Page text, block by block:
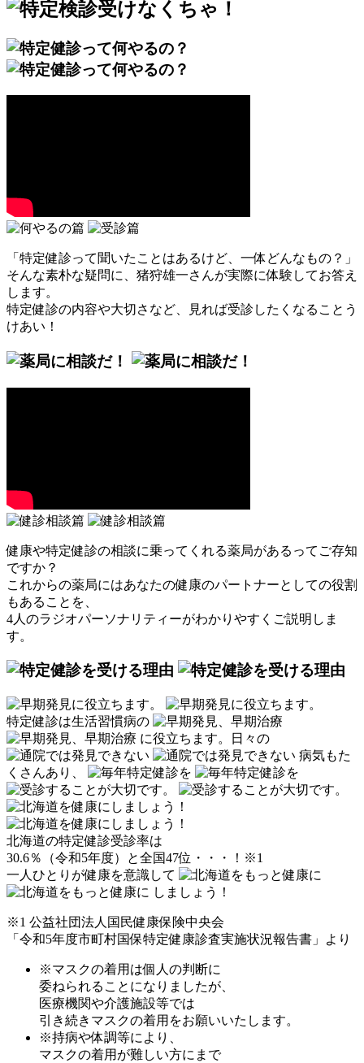
「特定健診って聞いたことはあるけど、一体どんなもの？」
そんな素朴な疑問に、猪狩雄一さんが実際に体験してお答え
します。
特定健診の内容や大切さなど、見れば受診したくなることう
けあい！
健康や特定健診の相談に乗ってくれる薬局があるってご存知
ですか？
これからの薬局にはあなたの健康のパートナーとしての役割
もあることを、
4人のラジオパーソナリティーがわかりやすくご説明しま
す。
特定健診は生活習慣病の
に役立ちます。
日々の
病気もた
くさんあり、
北海道の特定健診受診率は
30.6％（令和5年度）と全国47位・・・！ ※1
一人ひとりが健康を意識して
しましょう！
※1 公益社団法人国民健康保険中央会
「令和5年度市町村国保特定健康診査実施状況報告書」より
※マスクの着用は個人の判断に
委ねられることになりましたが、
医療機関や介護施設等では
引き続きマスクの着用をお願いいたします。
※持病や体調等により、
マスクの着用が難しい方にまで